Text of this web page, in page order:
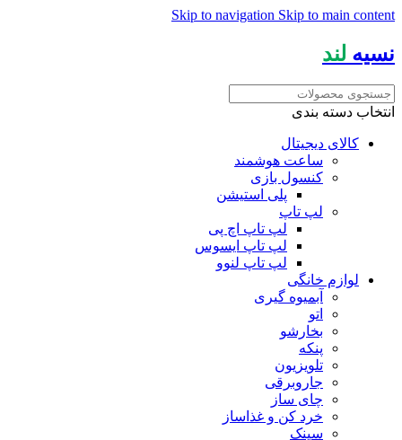
Skip to navigation Skip to main content
نسیه لند
انتخاب دسته بندی
کالای دیجیتال
ساعت هوشمند
کنسول بازی
پلی استیشن
لپ تاپ
لپ تاپ اچ پی
لپ تاپ ایسوس
لپ تاپ لنوو
لوازم خانگی
آبمیوه گیری
اتو
بخارشو
پنکه
تلویزیون
جاروبرقی
چای ساز
خرد کن و غذاساز
سینک